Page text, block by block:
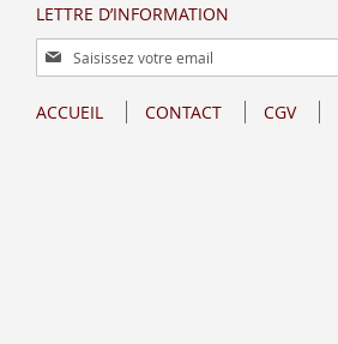
LETTRE D’INFORMATION
Inscription
à
lettre
ACCUEIL CONTACT CGV